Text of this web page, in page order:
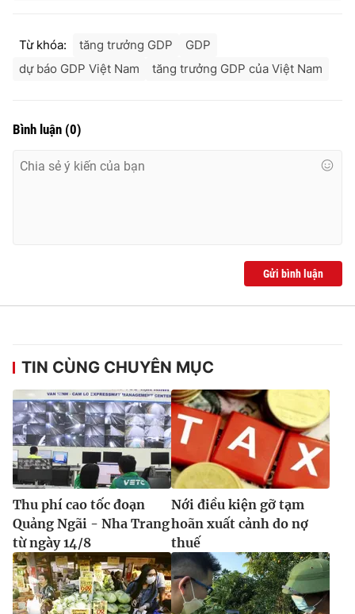
Từ khóa: tăng trưởng GDP
GDP
dự báo GDP Việt Nam
tăng trưởng GDP của Việt Nam
Bình luận (0)
Gửi bình luận
TIN CÙNG CHUYÊN MỤC
Thu phí cao tốc đoạn
Quảng Ngãi - Nha Trang
từ ngày 14/8
Nới điều kiện gỡ tạm
hoãn xuất cảnh do nợ
thuế